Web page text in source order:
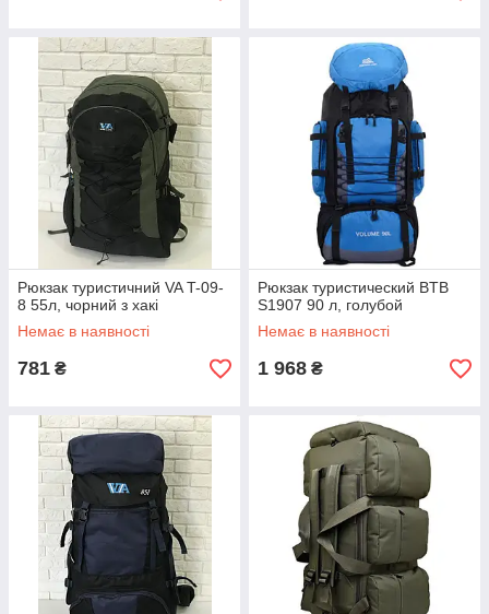
Рюкзак туристичний VA T-09-
8 55л, чорний з хакі
Немає в наявності
781 ₴
Рюкзак туристический BTB
S1907 90 л, голубой
Немає в наявності
1 968 ₴